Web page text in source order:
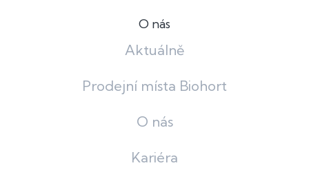
O nás
Aktuálně
Prodejní místa Biohort
O nás
Kariéra